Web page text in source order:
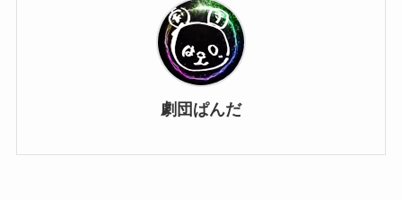
劇団ぱんだ